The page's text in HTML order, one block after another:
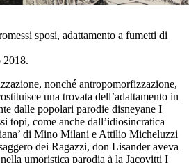
sposi, adattamento a fumetti di
2018.
nonché antropomorfizzazione,
una trovata dell’adattamento in
dalle popolari parodie disneyane I
topi, come anche dall’idiosincratica
di Mino Milani e Attilio Micheluzzi
dei Ragazzi, don Lisander aveva
umoristica parodia à la Jacovitti I